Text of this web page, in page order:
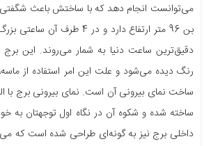
می‌توانست انجام دهد که با ساختش باعث
بن 96 متر ارتفاع دارد و در 4
دقیق‌ترین ساعت دنیا به شمار می‌روند. این
رنگ دیده می‌شود و علت این امر استفاده از
ساخت نمای بیرونی آن است. نمای بیرونی برج با
ساخته شده و شکوه آن در نگاه اول توجهتان به
داخلی برج نیز به گونه‌ای طراحی شده است که